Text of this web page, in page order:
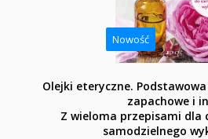
Nowość
Olejki eteryczne.
zapachowe i
Z wieloma przepisami dla
samodzielnego